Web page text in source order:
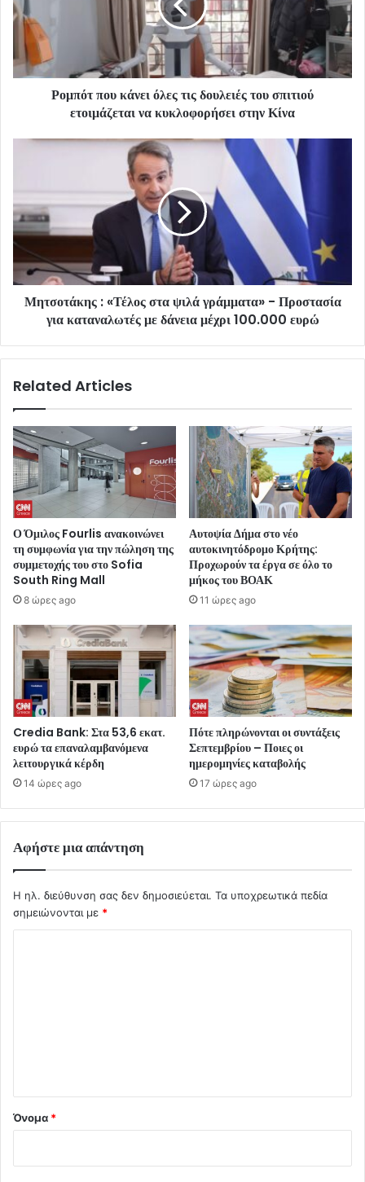
Ρομπότ που κάνει όλες τις δουλειές του σπιτιού
ετοιμάζεται να κυκλοφορήσει στην Κίνα
Μητσοτάκης : «Τέλος στα ψιλά γράμματα» - Προστασία
για καταναλωτές με δάνεια μέχρι 100.000 ευρώ
Related Articles
Ο Όμιλος Fourlis ανακοινώνει
τη συμφωνία για την πώληση της
συμμετοχής του στο Sofia
South Ring Mall
8 ώρες ago
Αυτοψία Δήμα στο νέο
αυτοκινητόδρομο Κρήτης:
Προχωρούν τα έργα σε όλο το
μήκος του ΒΟΑΚ
11 ώρες ago
Credia Bank: Στα 53,6 εκατ.
ευρώ τα επαναλαμβανόμενα
λειτουργικά κέρδη
14 ώρες ago
Πότε πληρώνονται οι συντάξεις
Σεπτεμβρίου – Ποιες οι
ημερομηνίες καταβολής
17 ώρες ago
Αφήστε μια απάντηση
Η ηλ. διεύθυνση σας δεν δημοσιεύεται. Τα υποχρεωτικά πεδία
σημειώνονται με *
Όνομα *